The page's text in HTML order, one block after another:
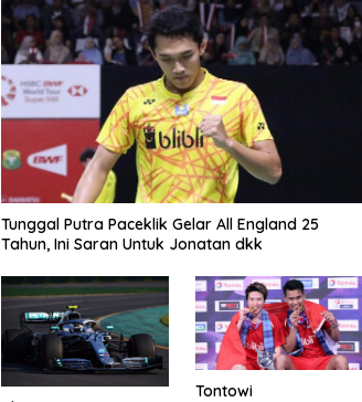
Tunggal Putra Paceklik Gelar All England 25
Tahun, Ini Saran Untuk Jonatan dkk
Tontowi